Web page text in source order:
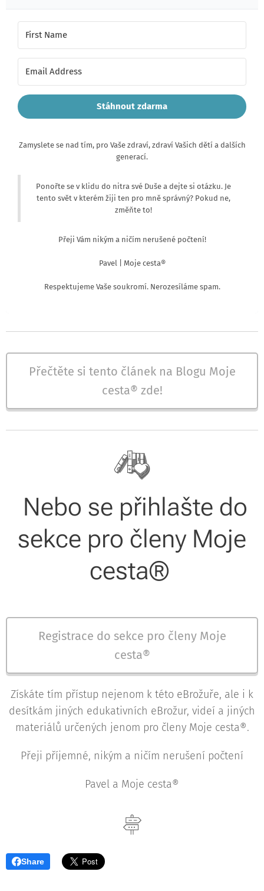
Stáhnout zdarma
Zamyslete se nad tím, pro Vaše zdraví, zdraví Vašich dětí a dalších
generací.
Ponořte se v klidu do nitra své Duše a dejte si otázku. Je
tento svět v kterém žiji ten pro mně správný? Pokud ne,
změňte to!
Přeji Vám nikým a ničím nerušené počtení!
Pavel | Moje cesta®
Respektujeme Vaše soukromí. Nerozesíláme spam.
Přečtěte si tento článek na Blogu Moje
cesta® zde!
Nebo se přihlašte do
sekce pro členy Moje
cesta®
Registrace do sekce pro členy Moje
cesta®
Získáte tím přístup nejenom k této eBrožuře, ale i k
desítkám jiných edukativních eBrožur, videí a jiných
materiálů určených jenom pro členy Moje cesta®.
Přeji příjemné, nikým a ničím nerušení počtení
Pavel a Moje cesta®
Share